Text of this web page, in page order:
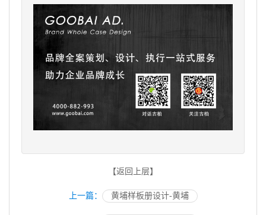
【返回上层】
上一篇： 黄埔样板册设计-黄埔